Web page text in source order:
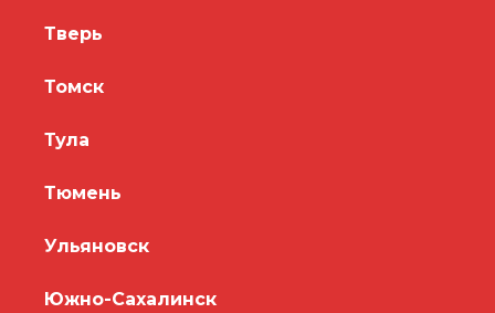
Тверь
Томск
Тула
Тюмень
Ульяновск
Южно-Сахалинск